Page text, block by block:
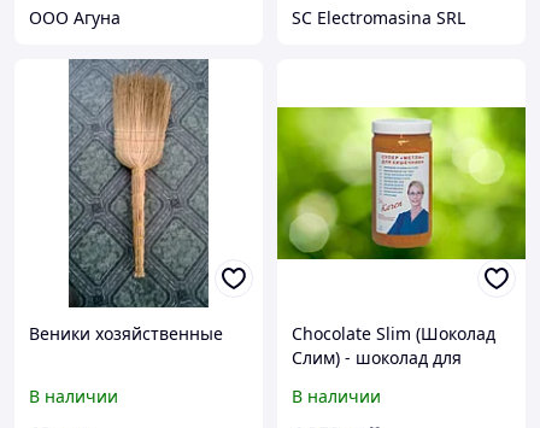
ООО Агуна SC Electromasina SRL
Bеники хозяйственные
В наличии
Chocolate Slim (Шоколад
Слим) - шоколад для
В наличии